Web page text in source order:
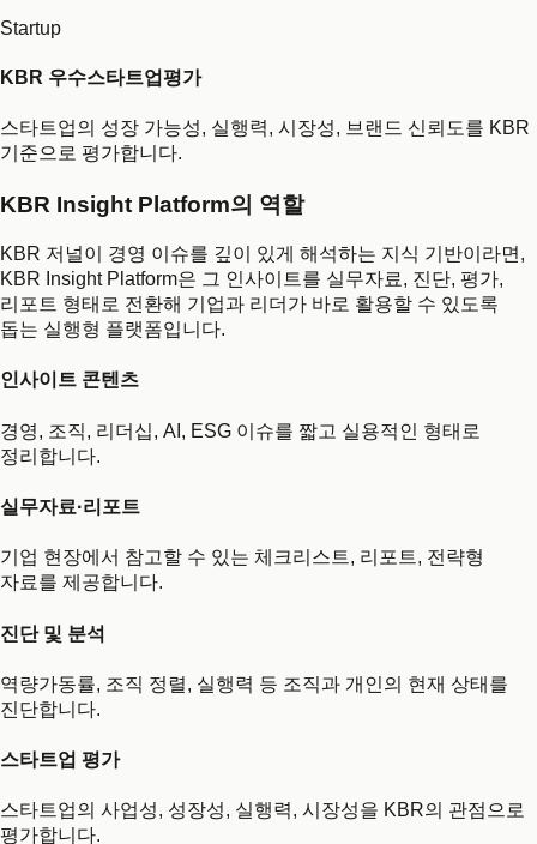
Startup
KBR 우수스타트업평가
스타트업의 성장 가능성, 실행력, 시장성, 브랜드 신뢰도를 KBR
기준으로 평가합니다.
KBR Insight Platform의 역할
KBR 저널이 경영 이슈를 깊이 있게 해석하는 지식 기반이라면,
KBR Insight Platform은 그 인사이트를 실무자료, 진단, 평가,
리포트 형태로 전환해 기업과 리더가 바로 활용할 수 있도록
돕는 실행형 플랫폼입니다.
인사이트 콘텐츠
경영, 조직, 리더십, AI, ESG 이슈를 짧고 실용적인 형태로
정리합니다.
실무자료·리포트
기업 현장에서 참고할 수 있는 체크리스트, 리포트, 전략형
자료를 제공합니다.
진단 및 분석
역량가동률, 조직 정렬, 실행력 등 조직과 개인의 현재 상태를
진단합니다.
스타트업 평가
스타트업의 사업성, 성장성, 실행력, 시장성을 KBR의 관점으로
평가합니다.